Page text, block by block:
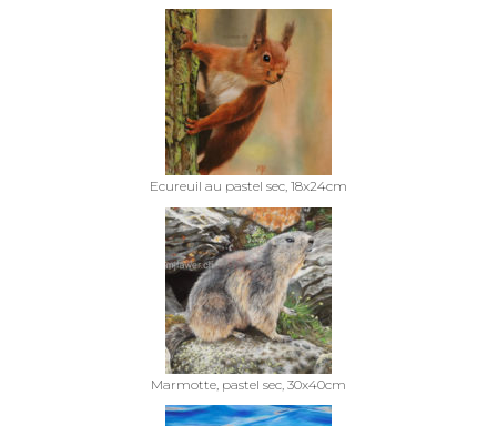
Ecureuil au pastel sec, 18x24cm
Marmotte, pastel sec, 30x40cm